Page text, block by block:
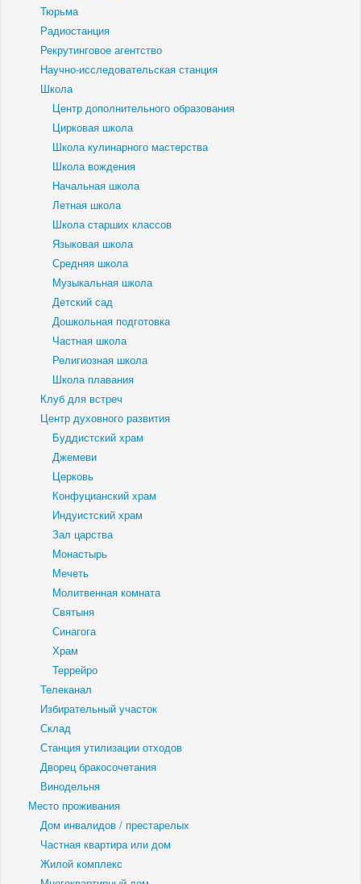
Тюрьма
Радиостанция
Рекрутинговое агентство
Научно-исследовательская станция
Школа
Центр дополнительного образования
Цирковая школа
Школа кулинарного мастерства
Школа вождения
Начальная школа
Летная школа
Школа старших классов
Языковая школа
Средняя школа
Музыкальная школа
Детский сад
Дошкольная подготовка
Частная школа
Религиозная школа
Школа плавания
Клуб для встреч
Центр духовного развития
Буддистский храм
Джемеви
Церковь
Конфуцианский храм
Индуистский храм
Зал царства
Монастырь
Мечеть
Молитвенная комната
Святыня
Синагога
Храм
Террейро
Телеканал
Избирательный участок
Склад
Станция утилизации отходов
Дворец бракосочетания
Винодельня
Место проживания
Дом инвалидов / престарелых
Частная квартира или дом
Жилой комплекс